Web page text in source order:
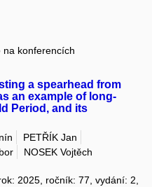
na konferencích
a spearhead from
an example of long-
Period, and its
PETŘÍK Jan
NOSEK Vojtěch
2025, ročník: 77, vydání: 2,